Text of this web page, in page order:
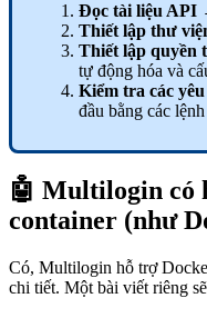
Đọc tài liệu API
Thiết lập thư
Thiết lập quyền
tự động hóa và
Kiểm tra các yêu
đầu bằng các
🤖 Multilogin có
container (như
Có, Multilogin hỗ trợ
chi tiết. Một bài viết riêng